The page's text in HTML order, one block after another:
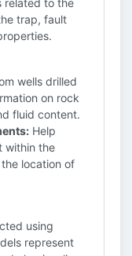
related to the
trap, fault
wells drilled
on rock
fluid content.
Help
within the
location of
using
represent